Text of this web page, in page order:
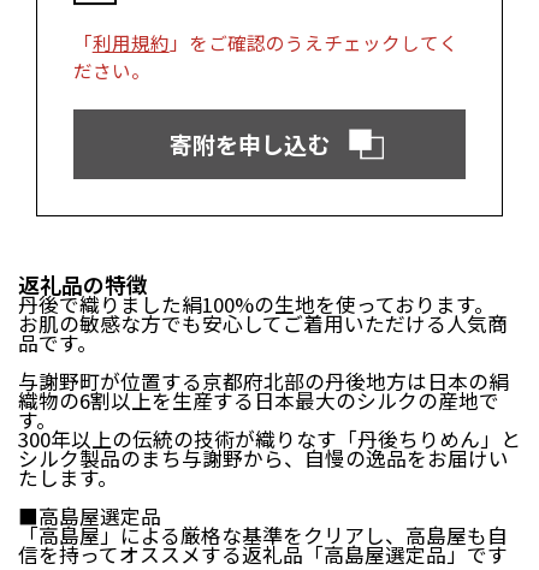
松阪市（三重県）鳥羽市（三重県）
多気町（三重県）
湖南市（滋賀県）高島市（滋賀県）
東近江市（滋賀県） 京都市（京都府）
大阪市（大阪府）
阪南市（大阪府）堺市（大阪府）
三木市（兵庫県）
中国エリア
米子市（鳥取県）倉吉市（鳥取県）
境港市（鳥取県） 琴浦町（鳥取県）
日吉津村（鳥取県）大山町（鳥取県）
南部町（鳥取県）伯耆町（鳥取県）
日南町（鳥取県）
江府町（鳥取県）
大田市（島根県）安来市（島根県）
「利用規約 」をご確認のうえチェックしてく
ださい。
寄附を申し込む
返礼品の特徴
丹後で織りました絹100%の生地を使っております。
お肌の敏感な方でも安心してご着用いただける人気商
品です。
与謝野町が位置する京都府北部の丹後地方は日本の絹
織物の6割以上を生産する日本最大のシルクの産地で
す。
300年以上の伝統の技術が織りなす「丹後ちりめん」と
シルク製品のまち与謝野から、自慢の逸品をお届けい
たします。
■高島屋選定品
「高島屋」による厳格な基準をクリアし、高島屋も自
信を持ってオススメする返礼品「高島屋選定品」です